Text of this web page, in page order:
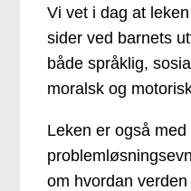
Vi vet i dag at
sider ved barnets
både språklig,
moralsk og
Leken er også
om hvordan